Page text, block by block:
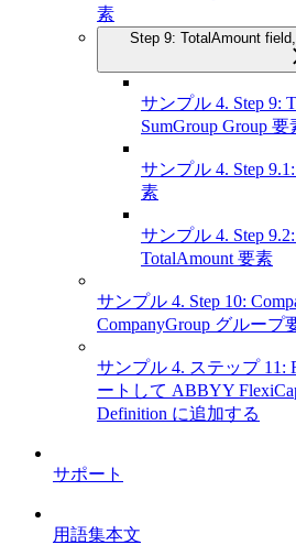
素
Step 9: TotalAmount
サンプル 4. Step 9:
SumGroup Group 要
サンプル 4. Step
素
サンプル 4. Step
TotalAmount 要素
サンプル 4. Step 10:
CompanyGroup グループ
サンプル 4. ステップ 11:
ートして ABBYY
Definition に追加する
サポート
用語集本文